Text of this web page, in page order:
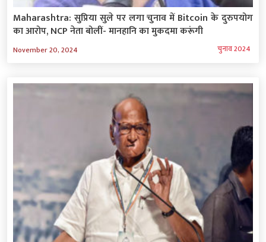
Maharashtra: सुप्रिया सुले पर लगा चुनाव में Bitcoin के दुरुपयोग
का आरोप, NCP नेता बोलीं- मानहानि का मुकदमा करूंगी
November 20, 2024 चुनाव 2024